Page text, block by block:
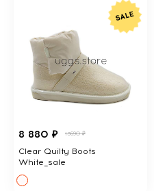
8 880 ₽ 13690 ₽
Clear Quilty Boots
White_sale